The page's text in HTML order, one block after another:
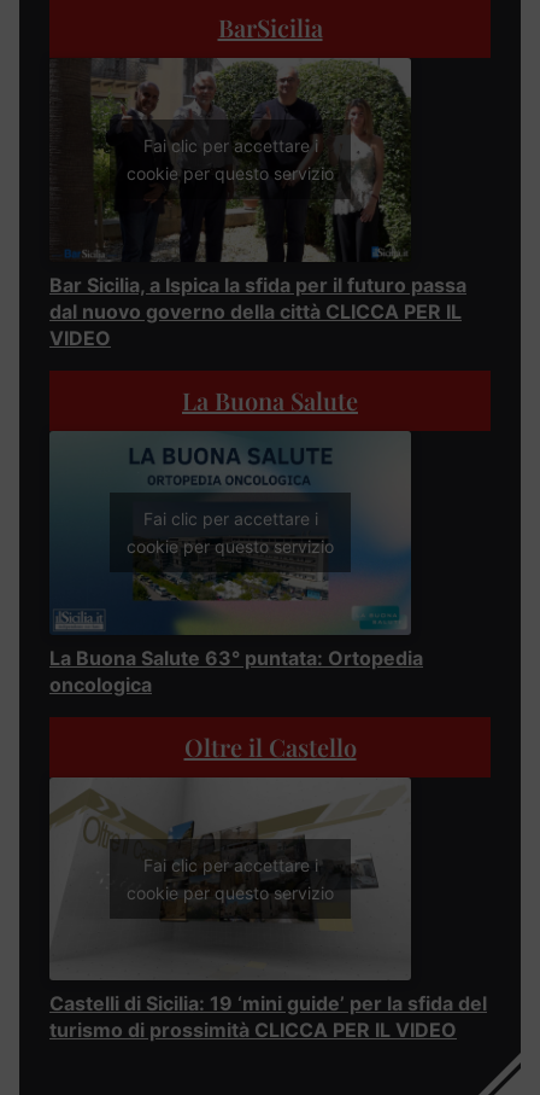
BarSicilia
Fai clic per accettare i
cookie per questo servizio
Bar Sicilia, a Ispica la sfida per il futuro passa
dal nuovo governo della città CLICCA PER IL
VIDEO
La Buona Salute
Fai clic per accettare i
cookie per questo servizio
La Buona Salute 63° puntata: Ortopedia
oncologica
Oltre il Castello
Fai clic per accettare i
cookie per questo servizio
Castelli di Sicilia: 19 ‘mini guide’ per la sfida del
turismo di prossimità CLICCA PER IL VIDEO